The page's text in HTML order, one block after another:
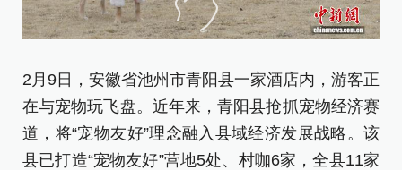
2月9日，安徽省池州市青阳县一家酒店内，游客正
在与宠物玩飞盘。近年来，青阳县抢抓宠物经济赛
道，将“宠物友好”理念融入县域经济发展战略。该
县已打造“宠物友好”营地5处、村咖6家，全县11家